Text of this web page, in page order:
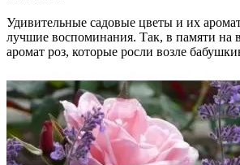
Удивительные садовые цветы и их
лучшие воспоминания. Так, в памяти на
аромат роз, которые росли возле